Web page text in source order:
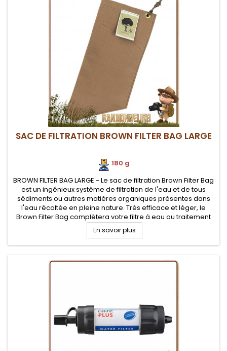
SAC DE FILTRATION BROWN FILTER BAG LARGE
180 g
BROWN FILTER BAG LARGE - Le sac de filtration Brown Filter Bag
est un ingénieux système de filtration de l'eau et de tous
sédiments ou autres matières organiques présentes dans
l'eau récoltée en pleine nature. Très efficace et léger, le
Brown Filter Bag complètera votre filtre à eau ou traitement
eau pour rendre l'eau potable
En savoir plus